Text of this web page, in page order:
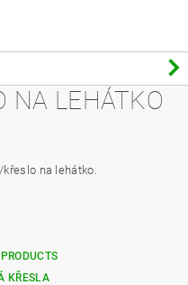
NA LEHÁTKO
na lehátko.
KŘESLA